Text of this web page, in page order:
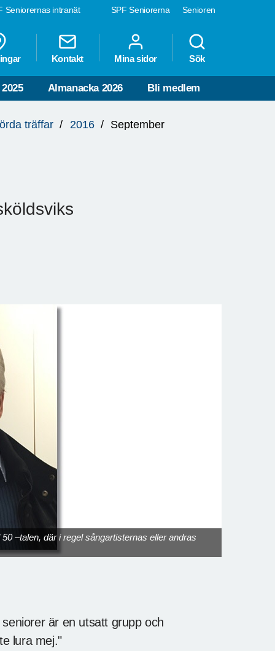
SPF Seniorerna Senioren
Seniorernas intranät
Kontakt Mina sidor Sök
Almanacka 2026 Bli medlem
träffar 2016 September
–talen, där i regel sångartisternas eller andras
är en utsatt grupp och
lura mej."